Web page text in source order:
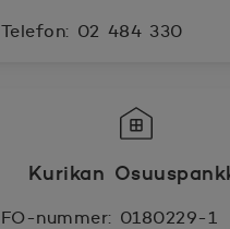
Telefon: 02 484 330
Kurikan
FO-nummer: 0180229-1